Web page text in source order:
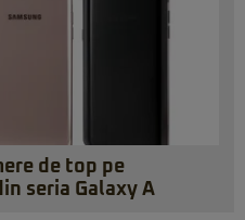
de top pe
seria Galaxy A